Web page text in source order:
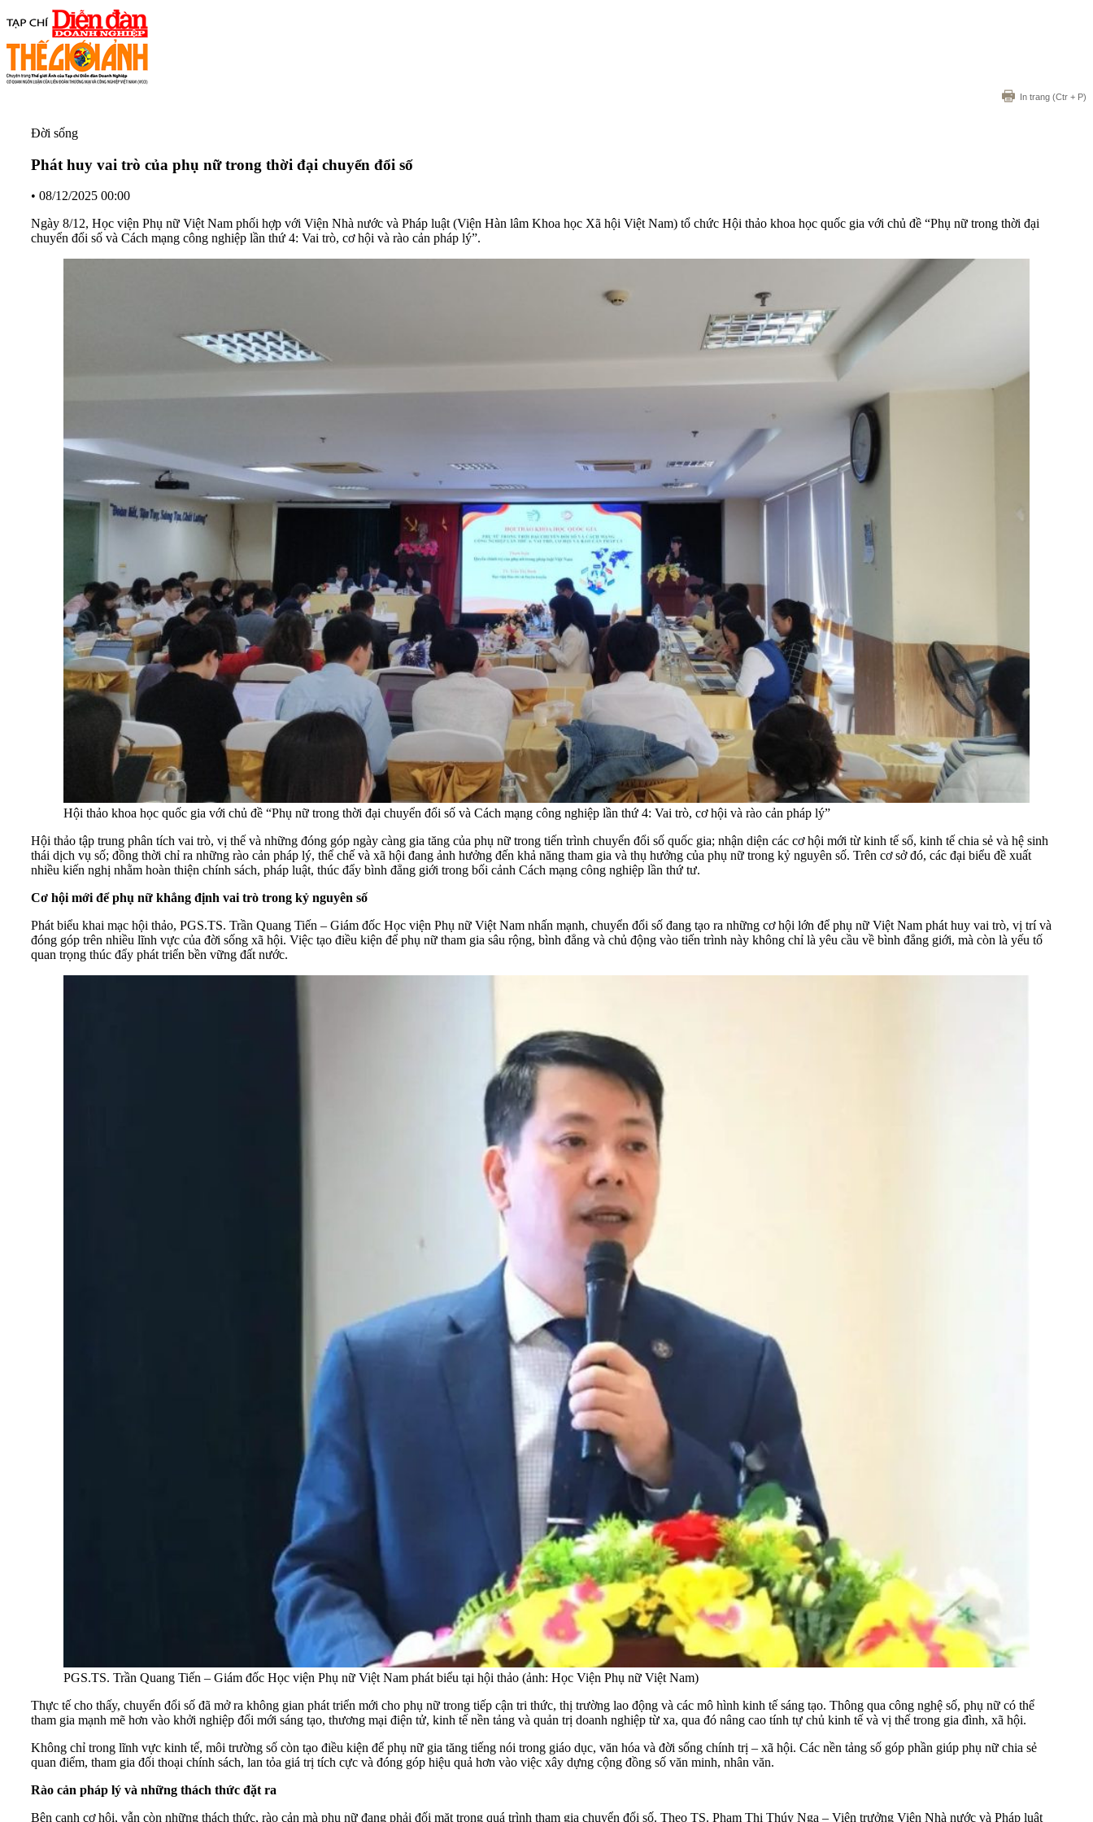
In trang (Ctr + P)
Đời sống
Phát huy vai trò của phụ nữ trong thời đại chuyển đổi số
• 08/12/2025 00:00
Ngày 8/12, Học viện Phụ nữ Việt Nam phối hợp với Viện Nhà nước và Pháp luật (Viện Hàn lâm Khoa học Xã hội Việt Nam) tổ chức Hội thảo khoa học quốc gia với chủ đề “Phụ nữ trong thời đại
chuyển đổi số và Cách mạng công nghiệp lần thứ 4: Vai trò, cơ hội và rào cản pháp lý”.
Hội thảo khoa học quốc gia với chủ đề “Phụ nữ trong thời đại chuyển đổi số và Cách mạng công nghiệp lần thứ 4: Vai trò, cơ hội và rào cản pháp lý”
Hội thảo tập trung phân tích vai trò, vị thế và những đóng góp ngày càng gia tăng của phụ nữ trong tiến trình chuyển đổi số quốc gia; nhận diện các cơ hội mới từ kinh tế số, kinh tế chia sẻ và hệ sinh
thái dịch vụ số; đồng thời chỉ ra những rào cản pháp lý, thể chế và xã hội đang ảnh hưởng đến khả năng tham gia và thụ hưởng của phụ nữ trong kỷ nguyên số. Trên cơ sở đó, các đại biểu đề xuất
nhiều kiến nghị nhằm hoàn thiện chính sách, pháp luật, thúc đẩy bình đẳng giới trong bối cảnh Cách mạng công nghiệp lần thứ tư.
Cơ hội mới để phụ nữ khẳng định vai trò trong kỷ nguyên số
Phát biểu khai mạc hội thảo, PGS.TS. Trần Quang Tiến – Giám đốc Học viện Phụ nữ Việt Nam nhấn mạnh, chuyển đổi số đang tạo ra những cơ hội lớn để phụ nữ Việt Nam phát huy vai trò, vị trí và
đóng góp trên nhiều lĩnh vực của đời sống xã hội. Việc tạo điều kiện để phụ nữ tham gia sâu rộng, bình đẳng và chủ động vào tiến trình này không chỉ là yêu cầu về bình đẳng giới, mà còn là yếu tố
quan trọng thúc đẩy phát triển bền vững đất nước.
PGS.TS. Trần Quang Tiến – Giám đốc Học viện Phụ nữ Việt Nam phát biểu tại hội thảo (ảnh: Học Viện Phụ nữ Việt Nam)
Thực tế cho thấy, chuyển đổi số đã mở ra không gian phát triển mới cho phụ nữ trong tiếp cận tri thức, thị trường lao động và các mô hình kinh tế sáng tạo. Thông qua công nghệ số, phụ nữ có thể
tham gia mạnh mẽ hơn vào khởi nghiệp đổi mới sáng tạo, thương mại điện tử, kinh tế nền tảng và quản trị doanh nghiệp từ xa, qua đó nâng cao tính tự chủ kinh tế và vị thế trong gia đình, xã hội.
Không chỉ trong lĩnh vực kinh tế, môi trường số còn tạo điều kiện để phụ nữ gia tăng tiếng nói trong giáo dục, văn hóa và đời sống chính trị – xã hội. Các nền tảng số góp phần giúp phụ nữ chia sẻ
quan điểm, tham gia đối thoại chính sách, lan tỏa giá trị tích cực và đóng góp hiệu quả hơn vào việc xây dựng cộng đồng số văn minh, nhân văn.
Rào cản pháp lý và những thách thức đặt ra
Bên cạnh cơ hội, vẫn còn những thách thức, rào cản mà phụ nữ đang phải đối mặt trong quá trình tham gia chuyển đổi số. Theo TS. Phạm Thị Thúy Nga – Viện trưởng Viện Nhà nước và Pháp luật